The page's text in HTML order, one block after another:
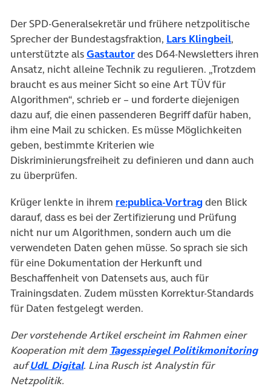
Der SPD-Generalsekretär und frühere netzpolitische
Sprecher der Bundestagsfraktion, Lars Klingbeil(öffnet
,
unterstützte alsGastautor(öffnet in neuem Tab)
des D64-Newsletters ihren
Ansatz, nicht alleine Technik zu regulieren. „Trotzdem
braucht es aus meiner Sicht so eine Art TÜV für
Algorithmen“, schrieb er – und forderte diejenigen
dazu auf, die einen passenderen Begriff dafür haben,
ihm eine Mail zu schicken. Es müsse Möglichkeiten
geben, bestimmte Kriterien wie
Diskriminierungsfreiheit zu definieren und dann auch
zu überprüfen.
Krüger lenkte in ihrem re:publica-Vortrag(öffnet in
den Blick
darauf, dass es bei der Zertifizierung und Prüfung
nicht nur um Algorithmen, sondern auch um die
verwendeten Daten gehen müsse. So sprach sie sich
für eine Dokumentation der Herkunft und
Beschaffenheit von Datensets aus, auch für
Trainingsdaten. Zudem müssten Korrektur-Standards
für Daten festgelegt werden.
Der vorstehende Artikel erscheint im Rahmen einer
Kooperation mit dem Tagesspiegel Politikmonitoring
(öffnet in neuem Tab)
aufUdL Digital(öffnet in neuem Tab)
. Lina Rusch ist Analystin für
Netzpolitik.